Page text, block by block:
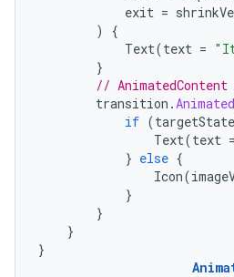
exit =
)
{
Text(text =
}
//
transition .
if (targetState
Text(text =
} else {
Icon(
}
}
}
}